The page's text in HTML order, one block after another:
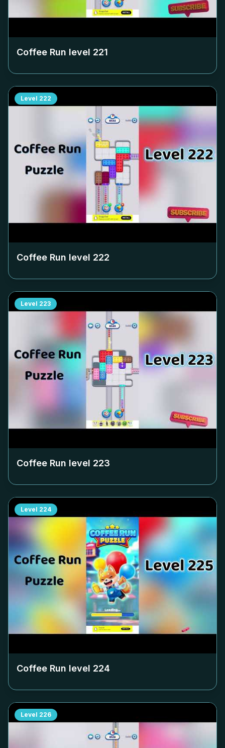
Coffee Run level 221
Level 222
Coffee Run level 222
Level 223
Coffee Run level 223
Level 224
Coffee Run level 224
Level 226